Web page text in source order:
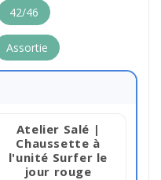
42/46
Assortie
Atelier Salé |
Chaussette à
l'unité Surfer le
jour rouge